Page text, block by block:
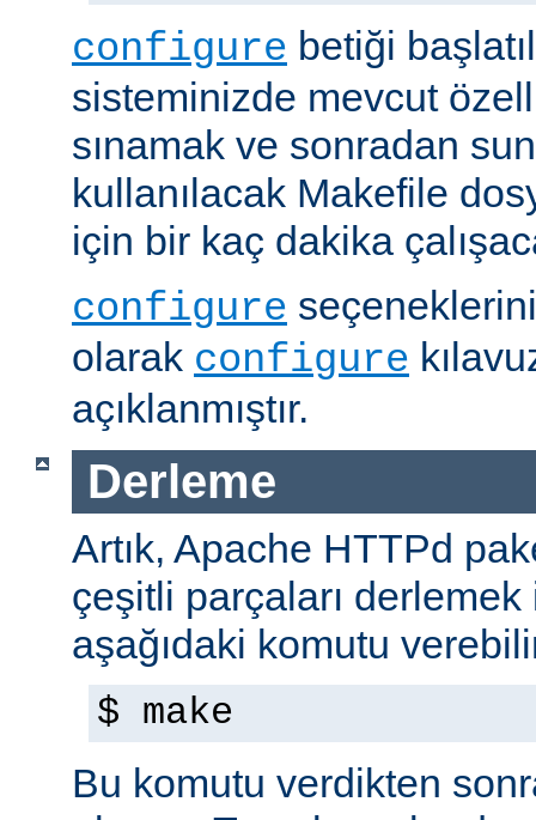
configure betiği
sisteminizde mevcut
sınamak ve sonradan
kullanılacak Makefile
için bir kaç dakika
configure
olarak configure
açıklanmıştır.
Derleme
Artık, Apache HTTPd
çeşitli parçaları
aşağıdaki komutu
$ make
Bu komutu verdikten